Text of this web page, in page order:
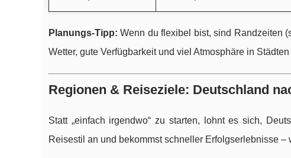
Planungs-Tipp: Wenn du flexibel bist, sind Randzeiten
Wetter, gute Verfügbarkeit und viel Atmosphäre in
Regionen & Reiseziele: Deutschland
Statt „einfach irgendwo“ zu starten, lohnt es sich,
Reisestil an und bekommst schneller Erfolgserlebnisse